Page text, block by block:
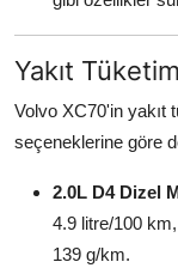
Yakıt
Volvo XC70'in yakıt
seçeneklerine göre
2.0L D4 Dizel
4.9 litre/100
139 g/km.